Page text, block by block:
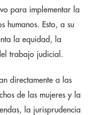
para implementar la
humanos. Esto, a su
la equidad, la
trabajo judicial.
directamente a las
de las mujeres y la
la jurisprudencia